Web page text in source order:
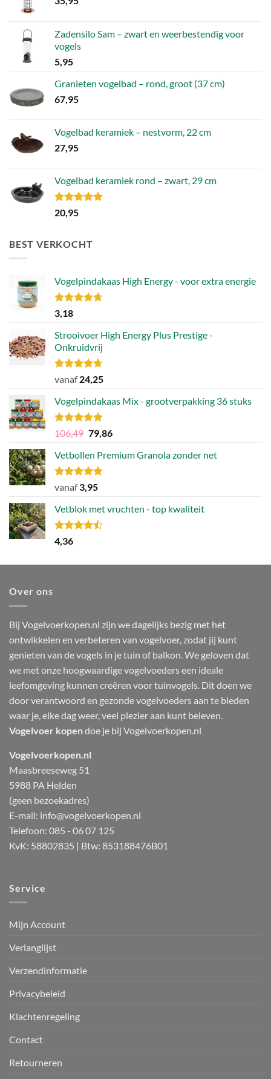
Zadensilo Sam – zwart en weerbestendig voor
vogels
5,95
Granieten vogelbad – rond, groot (37 cm)
67,95
Vogelbad keramiek – nestvorm, 22 cm
27,95
Vogelbad keramiek rond – zwart, 29 cm
Gewaardeerd
5.00
20,95
BEST VERKOCHT
Vogelpindakaas High Energy - voor extra energie
Gewaardeerd
4.70
3,18
Strooivoer High Energy Plus Prestige -
Onkruidvrij
Gewaardeerd
uit 5
vanaf24,25
Vogelpindakaas Mix - grootverpakking 36 stuks
Gewaardeerd
uit 5
106,49 Oorspronkelijke
was:
106,49.
79,86Huidige
is:
Vetbollen Premium Granola zonder net
Gewaardeerd
uit 5
vanaf3,95
Vetblok met vruchten - top kwaliteit
Gewaardeerd
4.44
4,36
Over ons
Bij Vogelvoerkopen.nl zijn we dagelijks bezig met het
ontwikkelen en verbeteren van vogelvoer, zodat jij kunt
genieten van de vogels in je tuin of balkon. We geloven dat
we met onze hoogwaardige vogelvoeders een ideale
leefomgeving kunnen creëren voor tuinvogels. Dit doen we
door verantwoord en gezonde vogelvoeders aan te bieden
waar je, elke dag weer, veel plezier aan kunt beleven.
Vogelvoer kopendoe je bij Vogelvoerkopen.nl
Vogelvoerkopen.nl
Maasbreeseweg 51
5988 PA Helden
(geen bezoekadres)
E-mail: info@vogelvoerkopen.nl
Telefoon: 085 - 06 07 125
KvK: 58802835 | Btw: 853188476B01
Service
Mijn Account
Verlanglijst
Verzendinformatie
Privacybeleid
Klachtenregeling
Contact
Retourneren